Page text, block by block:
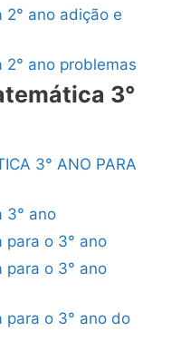
ano adição e
ano problemas
3°
3° ANO PARA
3° ano
para o 3° ano
para o 3° ano
o 3° ano do